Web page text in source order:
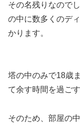
その名残りなので
の中に数多くのデ
かります。
塔の中のみで18歳
て余す時間を過ご
そのため、部屋の